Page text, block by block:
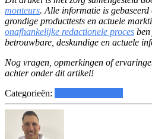
monteurs. Alle informatie is
grondige producttests en actuele
onafhankelijke redactionele proces
betrouwbare, deskundige en actuele
Nog vragen, opmerkingen of
achter onder dit artikel!
Categorieën: